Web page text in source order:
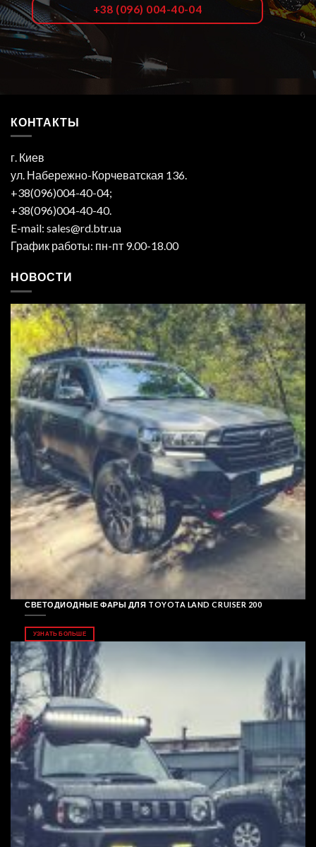
+38 (096) 004-40-04
КОНТАКТЫ
г. Киев
ул. Набережно-Корчеватская 136.
+38(096)004-40-04;
+38(096)004-40-40.
E-mail: sales@rd.btr.ua
График работы: пн-пт 9.00-18.00
НОВОСТИ
СВЕТОДИОДНЫЕ ФАРЫ ДЛЯ TOYOTA LAND CRUISER 200
УЗНАТЬ БОЛЬШЕ